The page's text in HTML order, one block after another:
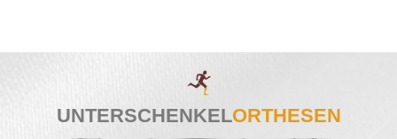
UNTERSCHENKELORTHESEN